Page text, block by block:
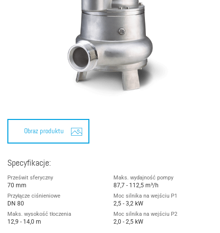
Obraz produktu
Specyfikacje:
Prześwit sferyczny
70 mm
Przyłącze ciśnieniowe
DN 80
Maks. wysokość tłoczenia
12,9 - 14,0 m
Maks. wydajność pompy
87,7 - 112,5 m³/h
Moc silnika na wejściu P1
2,5 - 3,2 kW
Moc silnika na wejściu P2
2,0 - 2,5 kW